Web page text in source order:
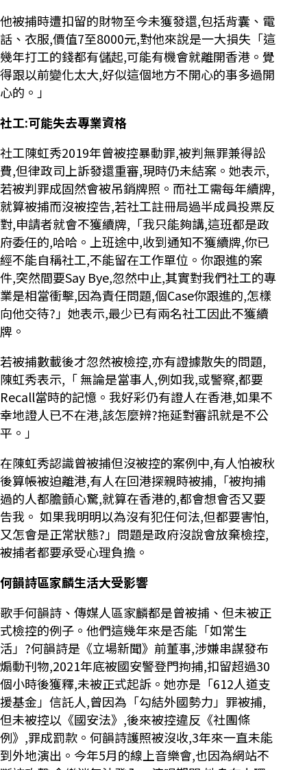
他被捕時遭扣留的財物至今未獲發還,包括背囊、電
話、衣服,價值7至8000元,對他來說是一大損失「這
幾年打工的錢都有儲起,可能有機會就離開香港。覺
得跟以前變化太大,好似這個地方不開心的事多過開
心的。」
社工:可能失去專業資格
社工陳虹秀2019年曾被控暴動罪,被判無罪兼得訟
費,但律政司上訴發還重審,現時仍未結案。她表示,
若被判罪成固然會被吊銷牌照。而社工需每年續牌,
就算被捕而沒被控告,若社工註冊局過半成員投票反
對,申請者就會不獲續牌,「我只能夠講,這班都是政
府委任的,哈哈。上班途中,收到通知不獲續牌,你已
經不能自稱社工,不能留在工作單位。你跟進的案
件,突然間要Say Bye,忽然中止,其實對我們社工的專
業是相當衝擊,因為責任問題,個Case你跟進的,怎樣
向他交待?」她表示,最少已有兩名社工因此不獲續
牌。
若被捕數載後才忽然被檢控,亦有證據散失的問題,
陳虹秀表示,「 無論是當事人,例如我,或警察,都要
Recall當時的記憶。我好彩仍有證人在香港,如果不
幸地證人已不在港,該怎麼辨?拖延對審訊就是不公
平。」
在陳虹秀認識曾被捕但沒被控的案例中,有人怕被秋
後算帳被迫離港,有人在回港探親時被捕,「被拘捕
過的人都膽顫心驚,就算在香港的,都會想會否又要
告我。 如果我明明以為沒有犯任何法,但都要害怕,
又怎會是正常狀態?」問題是政府沒說會放棄檢控,
被捕者都要承受心理負擔。
何韻詩區家麟生活大受影響
歌手何韻詩、傳媒人區家麟都是曾被捕、但未被正
式檢控的例子。他們這幾年來是否能「如常生
活」?何韻詩是《立場新聞》前董事,涉嫌串謀發布
煽動刊物,2021年底被國安警登門拘捕,扣留超過30
個小時後獲釋,未被正式起訴。她亦是「612人道支
援基金」信託人,曾因為「勾結外國勢力」罪被捕,
但未被控以《國安法》,後來被控違反《社團條
例》,罪成罰款。何韻詩護照被沒收,3年來一直未能
到外地演出。今年5月的線上音樂會,也因為網站不